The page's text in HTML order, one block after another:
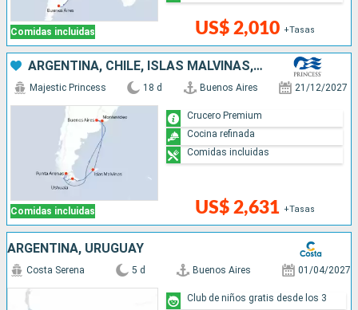
Comidas incluidas US$ 2,010 +Tasas
ARGENTINA, CHILE, ISLAS MALVINAS, URUGUAY
Comidas incluidas
Majestic Princess 18 d Buenos Aires 21/12/2027
US$ 2,631 +Tasas
Crucero Premium
Cocina refinada
Comidas incluidas
ARGENTINA, URUGUAY
Costa Serena 5 d Buenos Aires 01/04/2027
Club de niños gratis desde los 3